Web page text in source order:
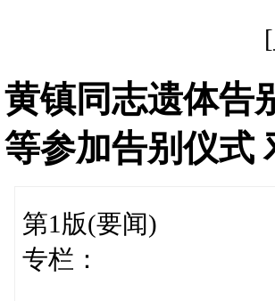
[
黄镇同志遗体告
等参加告别仪式
第1版(要闻)
专栏：